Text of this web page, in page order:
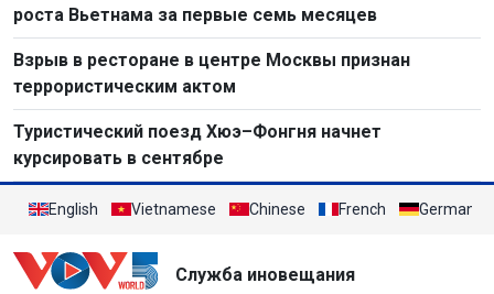
роста Вьетнама за первые семь месяцев
Взрыв в ресторане в центре Москвы признан
террористическим актом
Туристический поезд Хюэ–Фонгня начнет
курсировать в сентябре
English Vietnamese Chinese French German
Служба иновещания